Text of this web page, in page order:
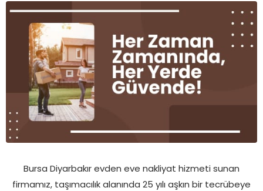
Bursa Diyarbakır evden eve nakliyat hizmeti sunan
firmamız, taşımacılık alanında 25 yılı aşkın bir tecrübeye